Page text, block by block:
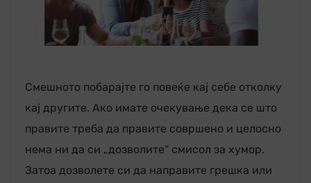
Смешното побарајте го повеќе кај себе отколку
кај другите. Ако имате очекување дека се што
правите треба да правите совршено и целосно
нема ни да си „дозволите“ смисол за хумор.
Затоа дозволете си да направите грешка или